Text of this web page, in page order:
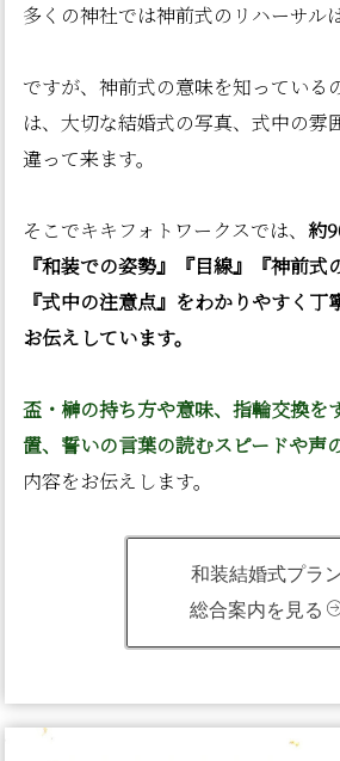
多くの神社では神前式のリハーサル
ですが、神前式の意味を知っている
は、大切な結婚式の写真、式中の雰
違って来ます。
そこでキキフォトワークスでは、 約
『和装での姿勢』『目線』『神前式
『式中の注意点』をわかりやすく丁
お伝えしています。
盃・榊の持ち方や意味、指輪交換を
置、誓いの言葉の読むスピードや声
内容をお伝えします。
和装結婚式プラ
総合案内を見る